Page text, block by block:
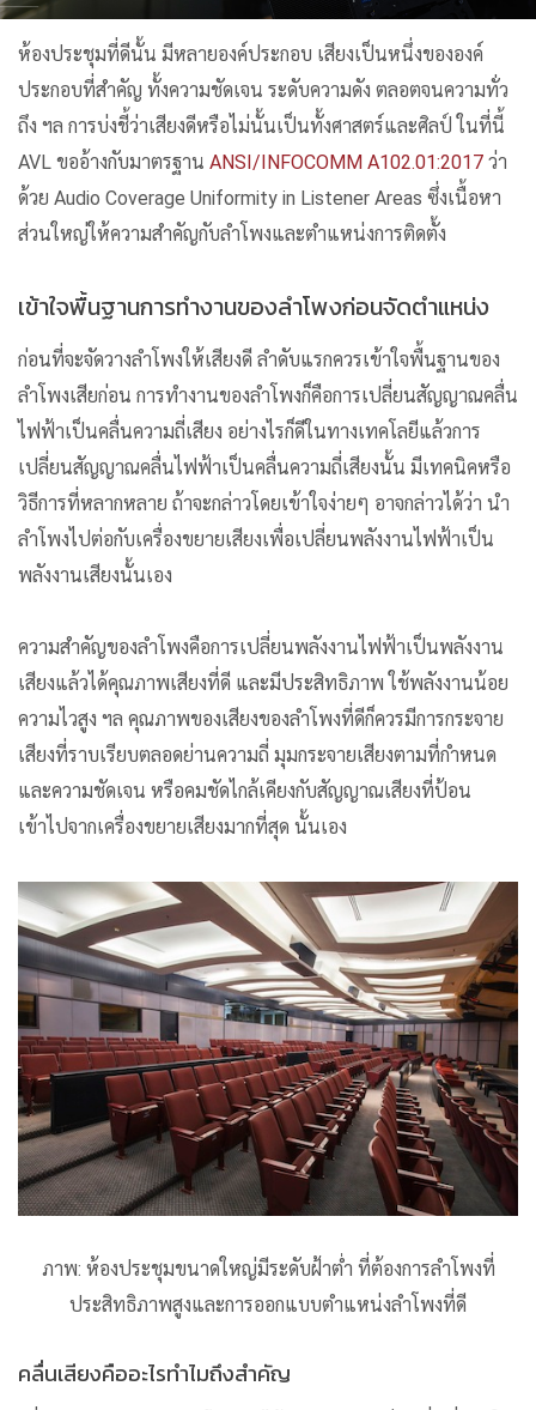
ห้องประชุมที่ดีนั้น มีหลายองค์ประกอบ เสียงเป็นหนึ่งขององค์
ประกอบที่สำคัญ ทั้งความชัดเจน ระดับความดัง ตลอตจนความทั่ว
ถึง ฯล การบ่งชี้ว่าเสียงดีหรือไม่นั้นเป็นทั้งศาสตร์และศิลป์ ในที่นี้
AVL ขออ้างกับมาตรฐาน ANSI/INFOCOMM A102.01:2017 ว่า
ด้วย Audio Coverage Uniformity in Listener Areas ซึ่งเนื้อหา
ส่วนใหญ่ให้ความสำคัญกับลำโพงและตำแหน่งการติดตั้ง
เข้าใจพื้นฐานการทำงานของลำโพงก่อนจัดตำแหน่ง
ก่อนที่จะจัดวางลำโพงให้เสียงดี ลำดับแรกควรเข้าใจพื้นฐานของ
ลำโพงเสียก่อน การทำงานของลำโพงก็คือการเปลี่ยนสัญญาณคลื่น
ไฟฟ้าเป็นคลื่นความถี่เสียง อย่างไรก็ดีในทางเทคโลยีแล้วการ
เปลี่ยนสัญญาณคลื่นไฟฟ้าเป็นคลื่นความถี่เสียงนั้น มีเทคนิคหรือ
วิธีการที่หลากหลาย ถ้าจะกล่าวโดยเข้าใจง่ายๆ อาจกล่าวได้ว่า นำ
ลำโพงไปต่อกับเครื่องขยายเสียงเพื่อเปลี่ยนพลังงานไฟฟ้าเป็น
พลังงานเสียงนั้นเอง
ความสำคัญของลำโพงคือการเปลี่ยนพลังงานไฟฟ้าเป็นพลังงาน
เสียงแล้วได้คุณภาพเสียงที่ดี และมีประสิทธิภาพ ใช้พลังงานน้อย
ความไวสูง ฯล คุณภาพของเสียงของลำโพงที่ดีก็ควรมีการกระจาย
เสียงที่ราบเรียบตลอดย่านความถี่ มุมกระจายเสียงตามที่กำหนด
และความชัดเจน หรือคมชัดไกล้เคียงกับสัญญาณเสียงที่ป้อน
เข้าไปจากเครื่องขยายเสียงมากที่สุด นั้นเอง
ภาพ: ห้องประชุมขนาดใหญ่มีระดับฝ้าต่ำ ที่ต้องการลำโพงที่
ประสิทธิภาพสูงและการออกแบบตำแหน่งลำโพงที่ดี
คลื่นเสียงคืออะไรทำไมถึงสำคัญ